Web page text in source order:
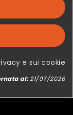
e sui cookie
al:21/07/2026